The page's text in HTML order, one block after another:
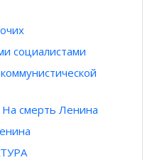
социалистами
смерть Ленина